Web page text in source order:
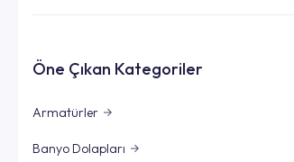
Öne Çıkan Kategoriler
Armatürler
Banyo Dolapları